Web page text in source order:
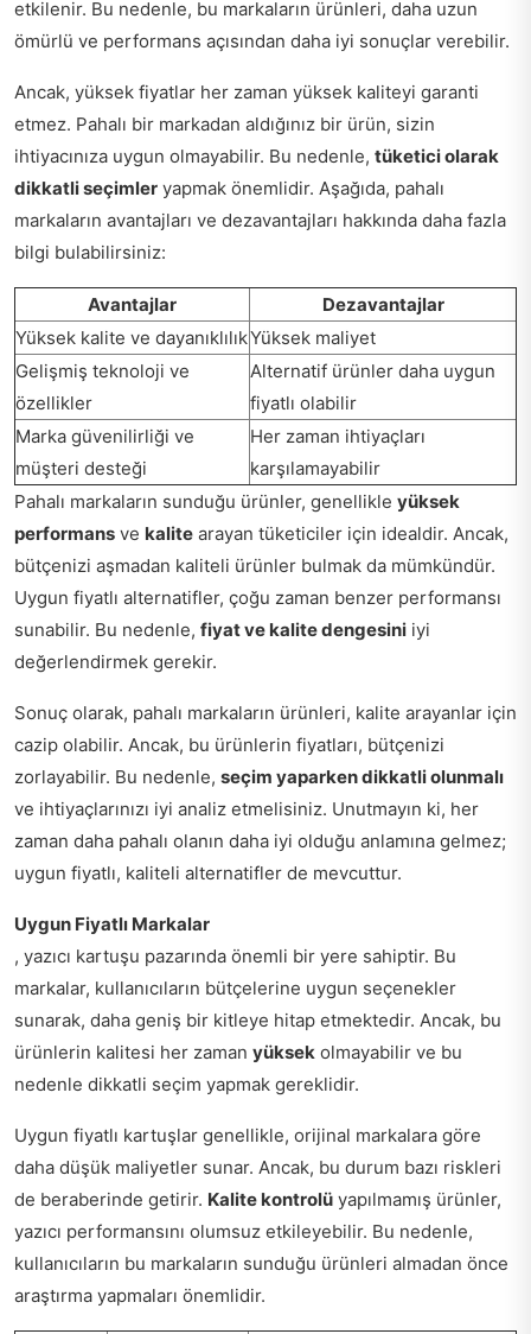
etkilenir. Bu nedenle, bu markaların ürünleri, daha uzun
ömürlü ve performans açısından daha iyi sonuçlar verebilir.
Ancak, yüksek fiyatlar her zaman yüksek kaliteyi garanti
etmez. Pahalı bir markadan aldığınız bir ürün, sizin
ihtiyacınıza uygun olmayabilir. Bu nedenle, tüketici olarak
dikkatli seçimler yapmak önemlidir. Aşağıda, pahalı
markaların avantajları ve dezavantajları hakkında daha fazla
bilgi bulabilirsiniz:
Avantajlar
Dezavantajlar
Yüksek kalite ve dayanıklılıkYüksek maliyet
Gelişmiş teknoloji ve
özellikler
Alternatif ürünler daha uygun
fiyatlı olabilir
Marka güvenilirliği ve
müşteri desteği
Her zaman ihtiyaçları
karşılamayabilir
Pahalı markaların sunduğu ürünler, genellikle yüksek
performans ve kalite arayan tüketiciler için idealdir. Ancak,
bütçenizi aşmadan kaliteli ürünler bulmak da mümkündür.
Uygun fiyatlı alternatifler, çoğu zaman benzer performansı
sunabilir. Bu nedenle, fiyat ve kalite dengesini iyi
değerlendirmek gerekir.
Sonuç olarak, pahalı markaların ürünleri, kalite arayanlar için
cazip olabilir. Ancak, bu ürünlerin fiyatları, bütçenizi
zorlayabilir. Bu nedenle, seçim yaparken dikkatli olunmalı
ve ihtiyaçlarınızı iyi analiz etmelisiniz. Unutmayın ki, her
zaman daha pahalı olanın daha iyi olduğu anlamına gelmez;
uygun fiyatlı, kaliteli alternatifler de mevcuttur.
Uygun Fiyatlı Markalar
, yazıcı kartuşu pazarında önemli bir yere sahiptir. Bu
markalar, kullanıcıların bütçelerine uygun seçenekler
sunarak, daha geniş bir kitleye hitap etmektedir. Ancak, bu
ürünlerin kalitesi her zaman yüksek olmayabilir ve bu
nedenle dikkatli seçim yapmak gereklidir.
Uygun fiyatlı kartuşlar genellikle, orijinal markalara göre
daha düşük maliyetler sunar. Ancak, bu durum bazı riskleri
de beraberinde getirir. Kalite kontrolü yapılmamış ürünler,
yazıcı performansını olumsuz etkileyebilir. Bu nedenle,
kullanıcıların bu markaların sunduğu ürünleri almadan önce
araştırma yapmaları önemlidir.